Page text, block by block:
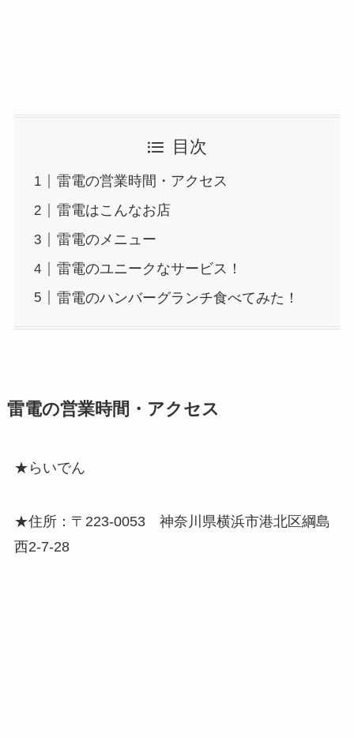
目次
雷電の営業時間・アクセス
雷電はこんなお店
雷電のメニュー
雷電のユニークなサービス！
雷電のハンバーグランチ食べてみた！
雷電の営業時間・アクセス
★らいでん
★住所：〒223-0053 神奈川県横浜市港北区綱島
西2-7-28